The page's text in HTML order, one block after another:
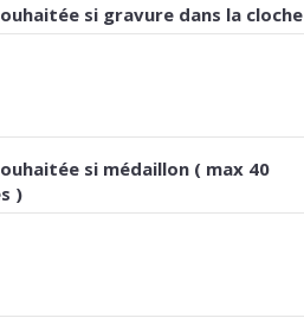
si gravure dans la cloche
si médaillon ( max 40
)